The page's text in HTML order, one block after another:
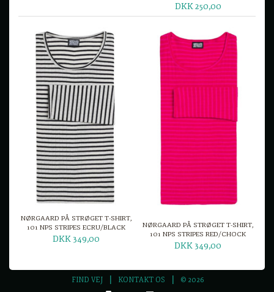
DKK 250,00
NØRGAARD PÅ STRØGET T-SHIRT,
101 NPS STRIPES ECRU/BLACK
DKK 349,00
NØRGAARD PÅ STRØGET T-SHIRT,
101 NPS STRIPES RED/CHOCK
DKK 349,00
FIND VEJ KONTAKT OS © 2026